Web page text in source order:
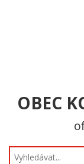
OBEC
Hledat